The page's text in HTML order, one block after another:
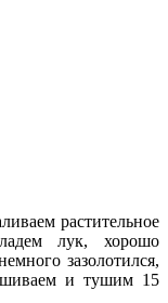
растительное
лук, хорошо
зазолотился,
и тушим 15